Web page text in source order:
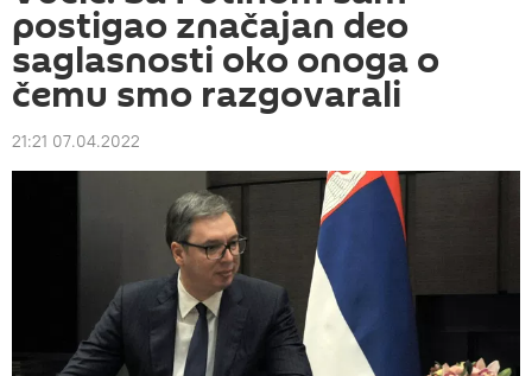
postigao značajan deo
saglasnosti oko onoga o
čemu smo razgovarali
21:21 07.04.2022